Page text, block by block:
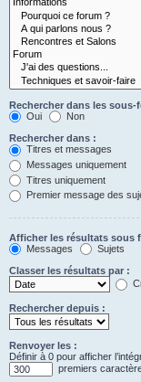
Rechercher dans les sous-
Oui
Non
Rechercher dans :
Titres et messages
Messages uniquement
Titres uniquement
Premier message des
Afficher les résultats sous
Messages
Sujets
Classer les résultats par :
Rechercher depuis :
Renvoyer les :
Définir à 0 pour afficher
premiers